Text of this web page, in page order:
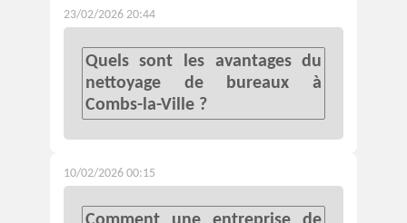
23/02/2026 20:44
Quels sont les avantages du
nettoyage de bureaux à
Combs-la-Ville ?
10/02/2026 00:15